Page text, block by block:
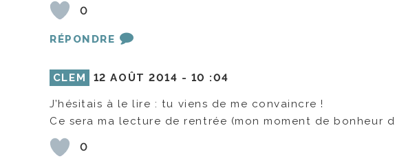
0
RÉPONDRE
CLEM 12 AOÛT 2014 - 10 :04
J’hésitais à le lire : tu viens de me convaincre !
Ce sera ma lecture de rentrée (mon moment de bonheur
0